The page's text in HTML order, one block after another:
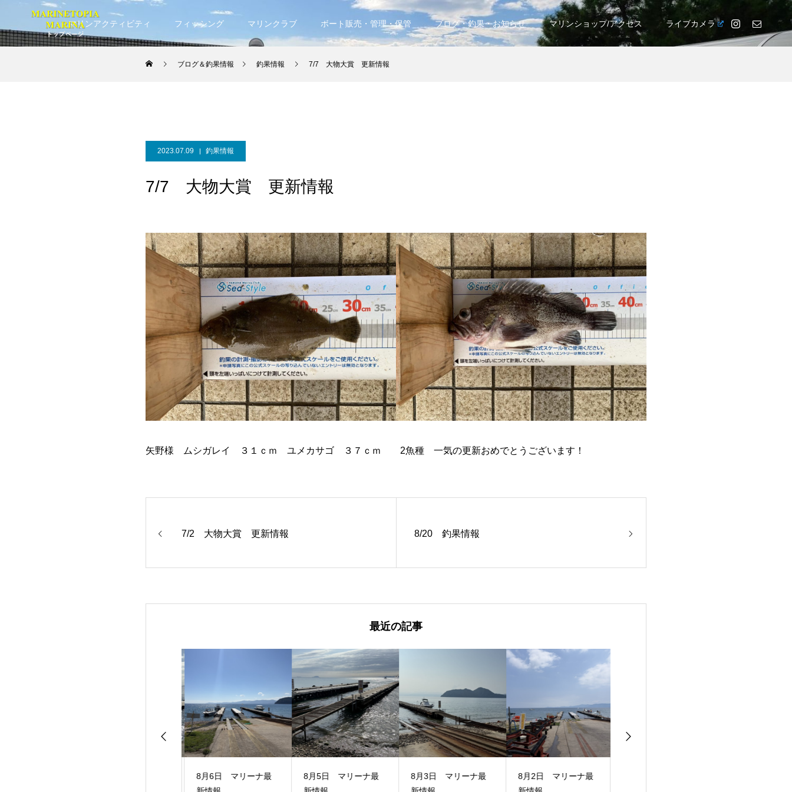
マリンアクティビティ フィッシング マリンクラブ ボート販売・管理・保管 ブログ・釣果・お知らせ マリンショップ/アクセス ライブカメラ
ブログ＆釣果情報 釣果情報 7/7 大物大賞 更新情報
2023.07.09 釣果情報
7/7 大物大賞 更新情報
矢野様 ムシガレイ ３１ｃｍ ユメカサゴ ３７ｃｍ 2魚種 一気の更新おめでとうございます！
7/2 大物大賞 更新情報 8/20 釣果情報
最近の記事
8月6日 マリーナ最
8月5日 マリーナ最
8月3日 マリーナ最
8月2日 マリーナ最